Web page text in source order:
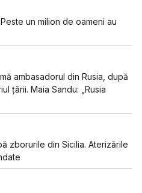
un milion de oameni au
ambasadorul din Rusia, după
țării. Maia Sandu: „Rusia
zborurile din Sicilia. Aterizările